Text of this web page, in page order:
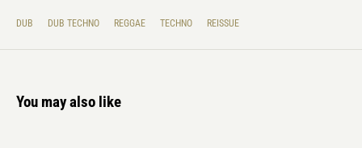
DUB DUB TECHNO REGGAE TECHNO REISSUE
You may also like